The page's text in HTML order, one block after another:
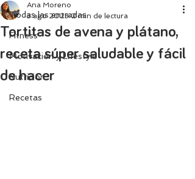
Todas las entradas
Fitness
Motivación y Lifestyle
Nutricion
Recetas
Tortitas de avena y plátano,
receta súper saludable y fácil
de hacer
Ana Moreno
3 ago 2023 2 min de lectura